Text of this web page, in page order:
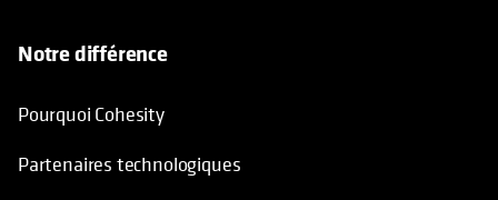
Notre différence
Pourquoi Cohesity
Partenaires technologiques